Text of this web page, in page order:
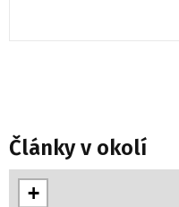
Články v okolí
+